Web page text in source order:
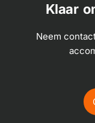
Klaar
Neem